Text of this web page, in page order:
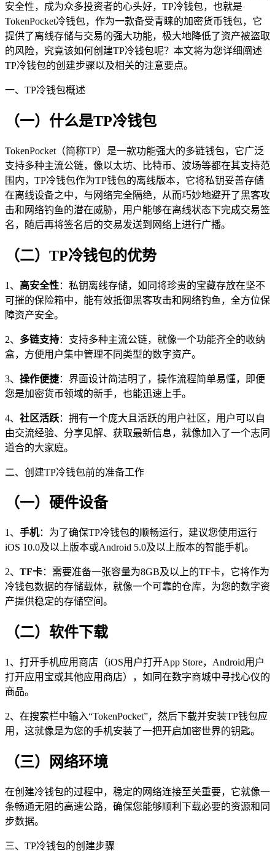
安全性，成为众多投资者的心头好，TP冷钱包，也就是
TokenPocket冷钱包，作为一款备受青睐的加密货币钱包，它
提供了离线存储与交易的强大功能，极大地降低了资产被盗取
的风险，究竟该如何创建TP冷钱包呢？本文将为您详细阐述
TP冷钱包的创建步骤以及相关的注意要点。
一、TP冷钱包概述
（一）什么是TP冷钱包
TokenPocket（简称TP）是一款功能强大的多链钱包，它广泛
支持多种主流公链，像以太坊、比特币、波场等都在其支持范
围内，TP冷钱包作为TP钱包的离线版本，它将私钥妥善存储
在离线设备之中，与网络完全隔绝，从而巧妙地避开了黑客攻
击和网络钓鱼的潜在威胁，用户能够在离线状态下完成交易签
名，随后再将签名后的交易发送到网络上进行广播。
（二）TP冷钱包的优势
1、 高安全性：私钥离线存储，如同将珍贵的宝藏存放在坚不
可摧的保险箱中，能有效抵御黑客攻击和网络钓鱼，全方位保
障资产安全。
2、 多链支持：支持多种主流公链，就像一个功能齐全的收纳
盒，方便用户集中管理不同类型的数字资产。
3、 操作便捷：界面设计简洁明了，操作流程简单易懂，即便
您是加密货币领域的新手，也能迅速上手。
4、 社区活跃：拥有一个庞大且活跃的用户社区，用户可以自
由交流经验、分享见解、获取最新信息，就像加入了一个志同
道合的大家庭。
二、创建TP冷钱包前的准备工作
（一）硬件设备
1、 手机：为了确保TP冷钱包的顺畅运行，建议您使用运行
iOS 10.0及以上版本或Android 5.0及以上版本的智能手机。
2、 TF卡：需要准备一张容量为8GB及以上的TF卡，它将作为
冷钱包数据的存储载体，就像一个可靠的仓库，为您的数字资
产提供稳定的存储空间。
（二）软件下载
1、打开手机应用商店（iOS用户打开App Store，Android用户
打开应用宝或其他应用商店），如同在数字商城中寻找心仪的
商品。
2、在搜索栏中输入“TokenPocket”，然后下载并安装TP钱包应
用，这就像是为您的手机安装了一把开启加密世界的钥匙。
（三）网络环境
在创建冷钱包的过程中，稳定的网络连接至关重要，它就像一
条畅通无阻的高速公路，确保您能够顺利下载必要的资源和同
步数据。
三、TP冷钱包的创建步骤